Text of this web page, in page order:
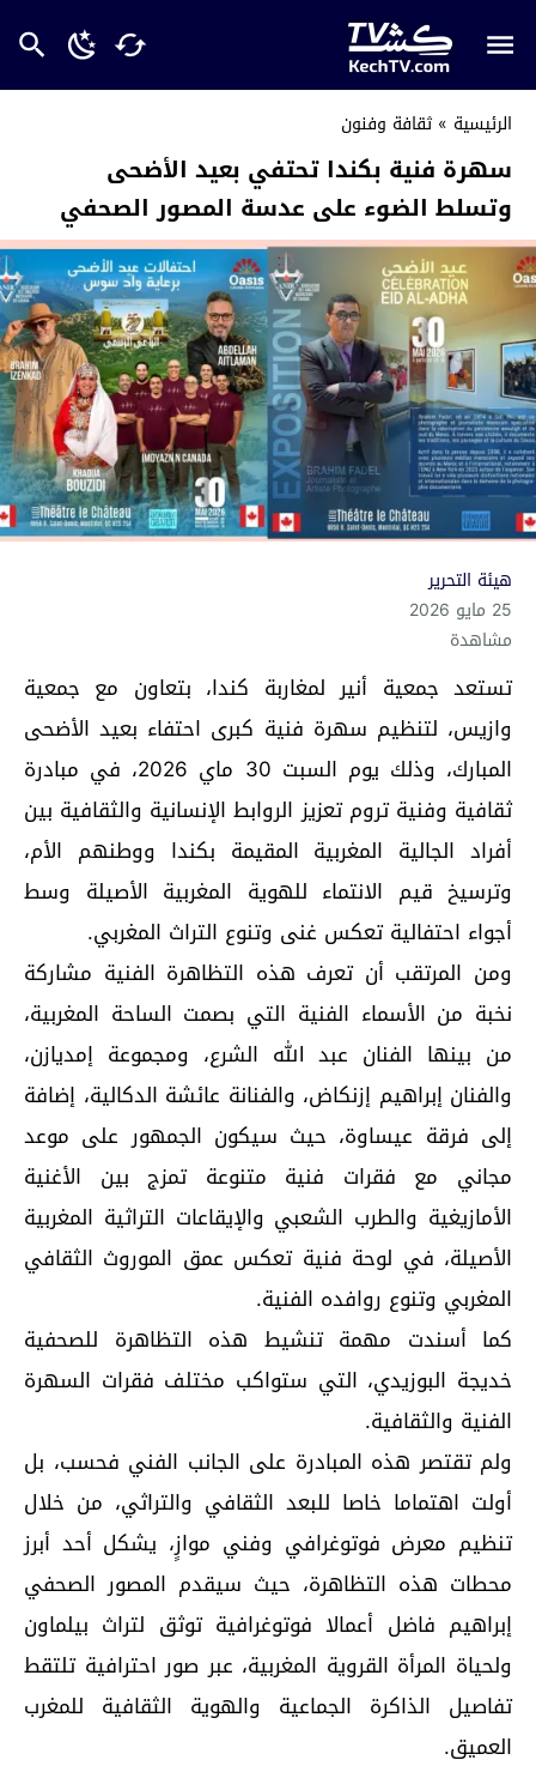
الرئيسية » ثقافة وفنون
سهرة فنية بكندا تحتفي بعيد الأضحى
وتسلط الضوء على عدسة المصور الصحفي
هيئة التحرير
25 مايو 2026
مشاهدة
تستعد جمعية أنير لمغاربة كندا، بتعاون مع جمعية
وازيس، لتنظيم سهرة فنية كبرى احتفاء بعيد الأضحى
المبارك، وذلك يوم السبت 30 ماي 2026، في مبادرة
ثقافية وفنية تروم تعزيز الروابط الإنسانية والثقافية بين
أفراد الجالية المغربية المقيمة بكندا ووطنهم الأم،
وترسيخ قيم الانتماء للهوية المغربية الأصيلة وسط
أجواء احتفالية تعكس غنى وتنوع التراث المغربي.
ومن المرتقب أن تعرف هذه التظاهرة الفنية مشاركة
نخبة من الأسماء الفنية التي بصمت الساحة المغربية،
من بينها الفنان عبد الله الشرع، ومجموعة إمديازن،
والفنان إبراهيم إزنكاض، والفنانة عائشة الدكالية، إضافة
إلى فرقة عيساوة، حيث سيكون الجمهور على موعد
مجاني مع فقرات فنية متنوعة تمزج بين الأغنية
الأمازيغية والطرب الشعبي والإيقاعات التراثية المغربية
الأصيلة، في لوحة فنية تعكس عمق الموروث الثقافي
المغربي وتنوع روافده الفنية.
كما أسندت مهمة تنشيط هذه التظاهرة للصحفية
خديجة البوزيدي، التي ستواكب مختلف فقرات السهرة
الفنية والثقافية.
ولم تقتصر هذه المبادرة على الجانب الفني فحسب، بل
أولت اهتماما خاصا للبعد الثقافي والتراثي، من خلال
تنظيم معرض فوتوغرافي وفني موازٍ، يشكل أحد أبرز
محطات هذه التظاهرة، حيث سيقدم المصور الصحفي
إبراهيم فاضل أعمالا فوتوغرافية توثق لتراث بيلماون
ولحياة المرأة القروية المغربية، عبر صور احترافية تلتقط
تفاصيل الذاكرة الجماعية والهوية الثقافية للمغرب
العميق.